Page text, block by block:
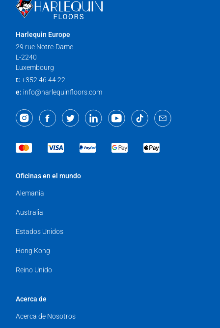
Harlequin Europe
29 rue Notre-Dame
L-2240
Luxembourg
t: +352 46 44 22
e: info@harlequinfloors.com
Oficinas en el mundo
Alemania
Australia
Estados Unidos
Hong Kong
Reino Unido
Acerca de
Acerca de Nosotros